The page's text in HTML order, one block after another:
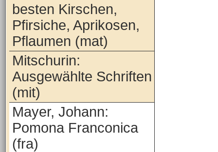
besten Kirschen,
Pfirsiche, Aprikosen,
Pflaumen (mat)
Mitschurin:
Ausgewählte Schriften
(mit)
Mayer, Johann:
Pomona Franconica
(fra)